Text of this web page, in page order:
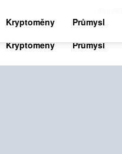
Kryptoměny Průmysl